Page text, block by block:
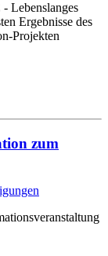
Lebenslanges
Ergebnisse des
Projekten
zum